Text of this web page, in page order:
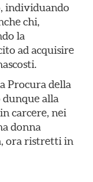
individuando
chi,
la
ad acquisire
Procura della
alla
carcere, nei
donna
ora ristretti in